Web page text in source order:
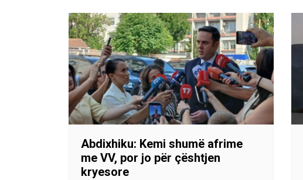
Abdixhiku: Kemi shumë afrime
me VV, por jo për çështjen
kryesore